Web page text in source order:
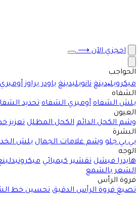
احجزي الآن⟶
الحواجب
ميكروبلیدينغ نانوبليدينغ باودر براوز أومبري
الشفاه
بلش الشفاه أومبري الشفاه تحديد
العيون
وشم الكحل الدائم الكحل المظلل تعزيز
البشرة
بي بي جلو وشم علامات الجمال بلش
الوجه
هايدرا فيشل تقشير كيميائي
الشعر بالشمع
فروة الرأس
تصبغ فروة الرأس الدقيق تحسين خط